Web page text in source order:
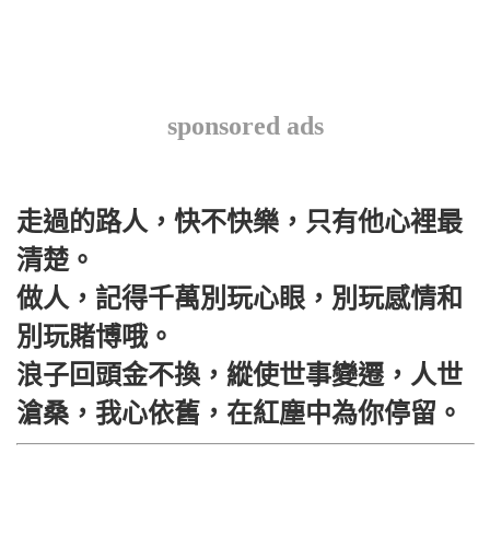
sponsored ads
走過的路人，快不快樂，只有他心裡最
清楚。
做人，記得千萬別玩心眼，別玩感情和
別玩賭博哦。
浪子回頭金不換，縱使世事變遷，人世
滄桑，我心依舊，在紅塵中為你停留。